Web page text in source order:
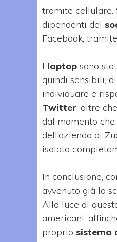
tramite cellulare.
dipendenti del
Facebook,
I laptop sono
quindi sensibili,
individuare e
Twitter, oltre
dal momento che
dell’azienda di
isolato
In conclusione,
avvenuto già lo
Alla luce di
americani,
proprio sistema